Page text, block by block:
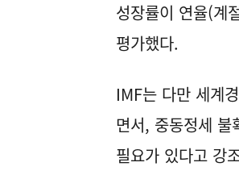
성장률이 연율(계
평가했다.
IMF는 다만 세계
면서, 중동정세
필요가 있다고 강